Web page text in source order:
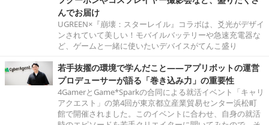
んでお届け
UGREEN×『崩壊：スターレイル』コラボは、爻光がデザイ
ンされていて美しい！モバイルバッテリーや急速充電器な
ど、ゲームと一緒に使いたいデバイスがてんこ盛り
若手抜擢の環境で学んだこと――アプリボットの運営
プロデューサーが語る「巻き込み力」の重要性
4GamerとGame*Sparkの合同による就活イベント「キャリ
アクエスト」の第4回が東京都立産業貿易センター浜松町
館で開催されました。このイベントに合わせ、自身の就活